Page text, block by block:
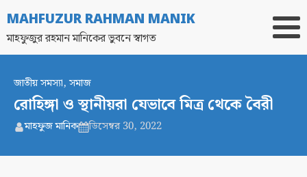
MAHFUZUR RAHMAN MANIK
মাহফুজুর রহমান মানিকের ভুবনে স্বাগত
জাতীয় সমস্যা,সমাজ
রোহিঙ্গা ও স্থানীয়রা যেভাবে মিত্র থেকে বৈরী
মাহফুজ মানিক ডিসেম্বর 30, 2022